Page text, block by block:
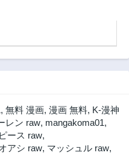
第10話
3年前
8話
, 無料 漫画, 漫画 無料, K-漫神
レン raw, mangakoma01,
ース raw,
アシ raw, マッシュル raw,